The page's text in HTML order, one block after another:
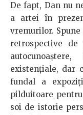
De fapt, Dan nu
a artei în
vremurilor.
retrospective
existenţiale, dar
fundal a
pilduitoare
soi de istorie